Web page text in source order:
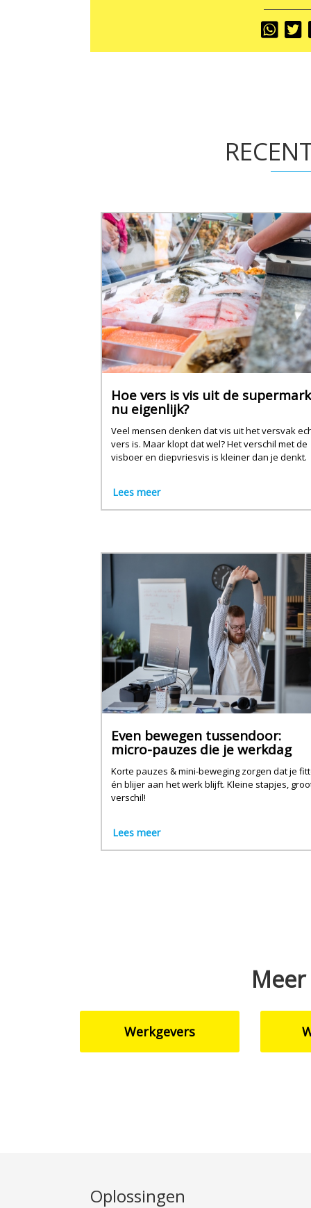
Share
Hoe vers is vis uit de
nu eigenlijk?
Veel mensen denken dat vis uit het versvak
vers is. Maar klopt dat wel? Het verschil met de
visboer en diepvriesvis is kleiner dan je denkt.
Lees meer
Even bewegen tussendoor:
micro-pauzes die je werkdag
lichter maken
Korte pauzes & mini-beweging zorgen dat je
én blijer aan het werk blijft. Kleine stapjes,
verschil!
Lees meer
Werkgevers
Oplossingen